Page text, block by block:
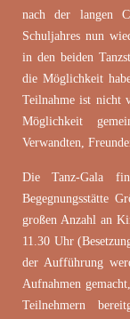
nach der langen
Schuljahres nun
in den beiden
die Möglichkeit
Teilnahme ist nicht
Möglichkeit
Verwandten,
Die Tanz-Gala
Begegnungsstätte
großen Anzahl an
11.30 Uhr
der Aufführung
Aufnahmen
Teilnehmern